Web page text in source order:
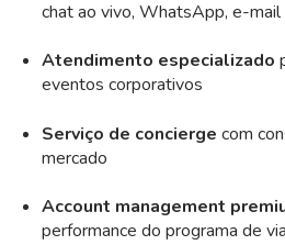
chat ao vivo, WhatsApp, e-mail
Atendimento especializado
eventos corporativos
Serviço de concierge com
mercado
Account management
performance do programa de